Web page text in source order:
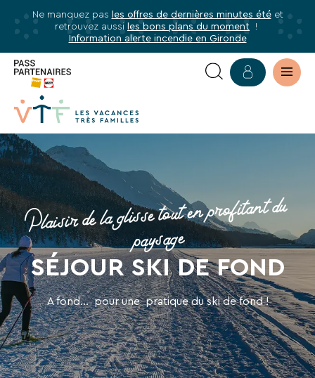
Ne manquez pas les offres de dernières minutes étéet
retrouvez aussiles bons plans du moment !
Information alerte incendie en Gironde
VACANCES
SKI
DE
FOND
Plaisir de la glisse tout en profitant du
paysage
SÉJOUR SKI DE FOND
A fond... pour une pratique du ski de fond !
Abonnez-
vous
notre
newsletter
Abonnez-
vous
pour
être
informé·e
de
tous
les
avantages
VTF,
des
offres